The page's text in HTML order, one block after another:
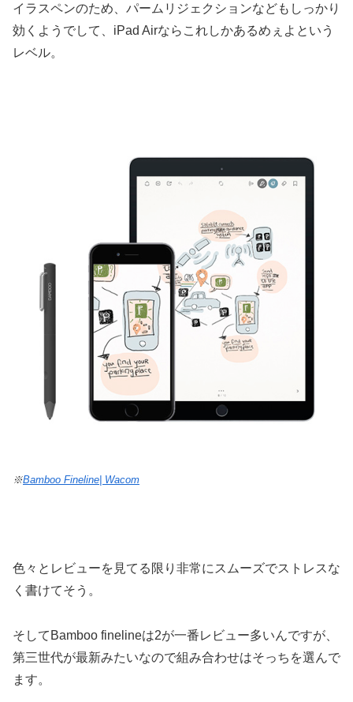
イラスペンのため、パームリジェクションなどもしっかり
効くようでして、iPad Airならこれしかあるめぇよという
レベル。
※Bamboo Fineline| Wacom
色々とレビューを見てる限り非常にスムーズでストレスな
く書けてそう。
そしてBamboo finelineは2が一番レビュー多いんですが、
第三世代が最新みたいなので組み合わせはそっちを選んで
ます。